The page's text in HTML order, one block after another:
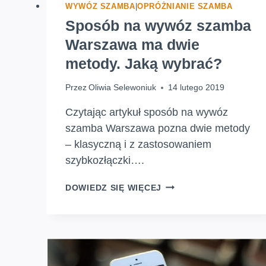
WYWÓZ SZAMBA |OPRÓŻNIANIE SZAMBA
Sposób na wywóz szamba
Warszawa ma dwie
metody. Jaką wybrać?
PrzezOliwia Selewoniuk 14 lutego 2019
Czytając artykuł sposób na wywóz
szamba Warszawa pozna dwie metody
– klasyczną i z zastosowaniem
szybkozłączki….
DOWIEDZ SIĘ WIĘCEJ SPOSÓB
MA
DWIE